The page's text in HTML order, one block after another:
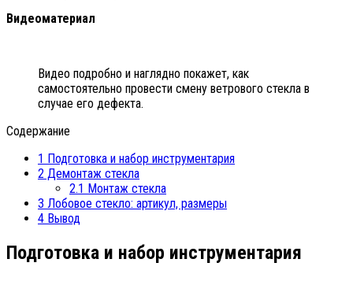
Видеоматериал
Видео подробно и наглядно покажет, как
самостоятельно провести смену ветрового стекла в
случае его дефекта.
Содержание
1 Подготовка и набор инструментария
2 Демонтаж стекла
2.1 Монтаж стекла
3 Лобовое стекло: артикул, размеры
4 Вывод
Подготовка и набор инструментария